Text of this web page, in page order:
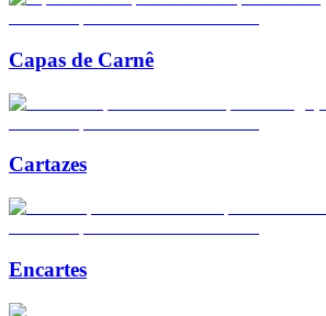
Capas de Carnê
Cartazes
Encartes